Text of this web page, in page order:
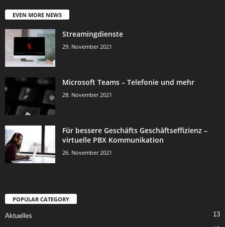
EVEN MORE NEWS
Streamingdienste
29. November 2021
Microsoft Teams – Telefonie und mehr
28. November 2021
Für bessere Geschäfts Geschäftseffizienz –
virtuelle PBX Kommunikation
26. November 2021
POPULAR CATEGORY
Aktuelles 13